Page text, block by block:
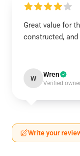
Great value for
constructed,
W Wren
Verified
Write your